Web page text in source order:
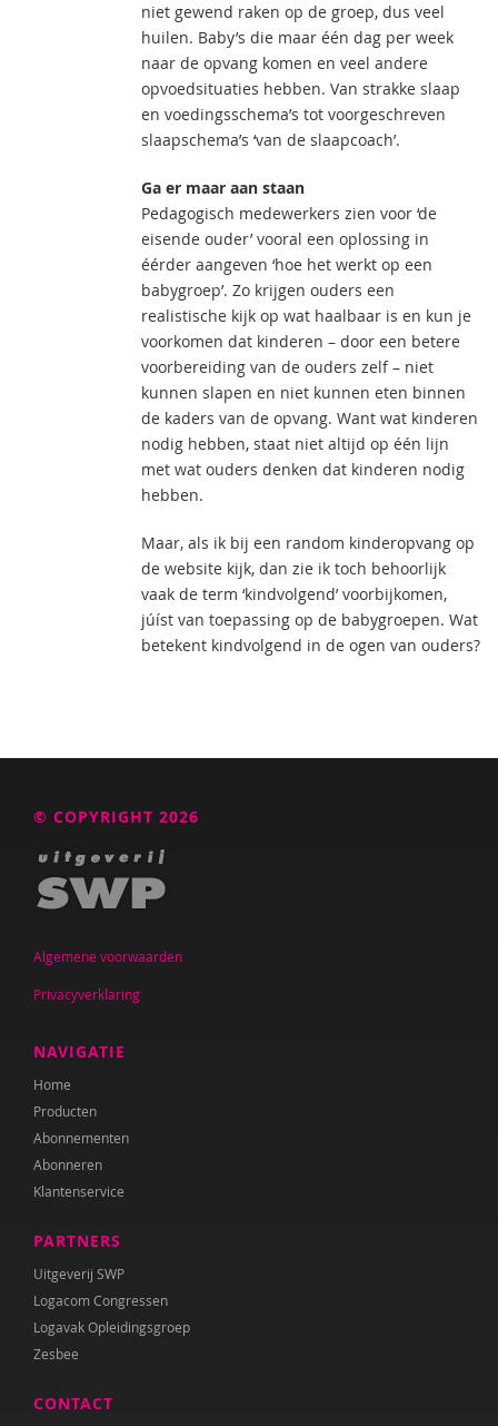
niet gewend raken op de groep, dus veel
huilen. Baby’s die maar één dag per week
naar de opvang komen en veel andere
opvoedsituaties hebben. Van strakke slaap
en voedingsschema’s tot voorgeschreven
slaapschema’s ‘van de slaapcoach’.
Ga er maar aan staan
Pedagogisch medewerkers zien voor ‘de
eisende ouder’ vooral een oplossing in
éérder aangeven ‘hoe het werkt op een
babygroep’. Zo krijgen ouders een
realistische kijk op wat haalbaar is en kun je
voorkomen dat kinderen – door een betere
voorbereiding van de ouders zelf – niet
kunnen slapen en niet kunnen eten binnen
de kaders van de opvang. Want wat kinderen
nodig hebben, staat niet altijd op één lijn
met wat ouders denken dat kinderen nodig
hebben.
Maar, als ik bij een random kinderopvang op
de website kijk, dan zie ik toch behoorlijk
vaak de term ‘kindvolgend’ voorbijkomen,
júíst van toepassing op de babygroepen. Wat
betekent kindvolgend in de ogen van ouders?
© COPYRIGHT 2026
Algemene voorwaarden
Privacyverklaring
NAVIGATIE
Home
Producten
Abonnementen
Abonneren
Klantenservice
PARTNERS
Uitgeverij SWP
Logacom Congressen
Logavak Opleidingsgroep
Zesbee
CONTACT